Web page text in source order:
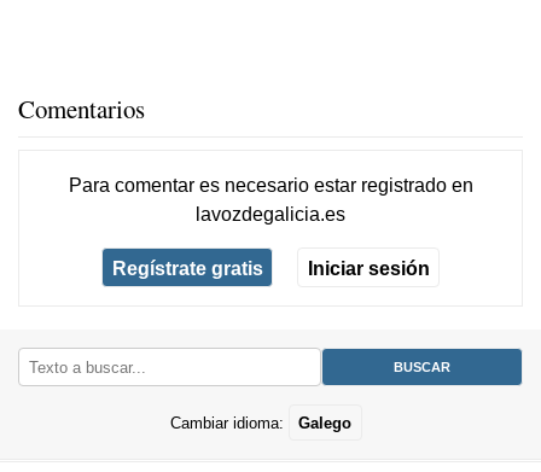
Comentarios
Para comentar es necesario estar registradoen
lavozdegalicia.es
Regístrate gratis Iniciar sesión
Cambiar idioma: Galego